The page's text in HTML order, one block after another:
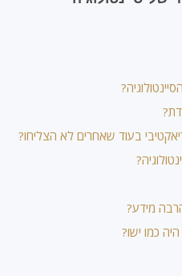
בעוד שאחרים לא הצליחו?
מידע?
כמו ישו?